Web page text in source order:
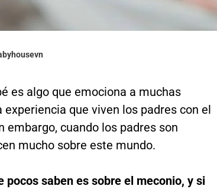
es algo que emociona a muchas
que viven los padres con el
embargo, cuando los padres son
mucho sobre este mundo.
pocos saben es sobre el meconio, y si